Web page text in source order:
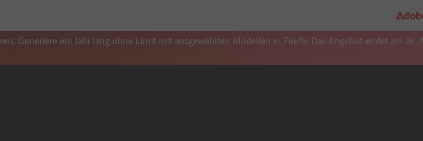
Generiere ein Jahr lang ohne Limit mit ausgewählten Modellen in Firefly. Das Angebot endet am 26.